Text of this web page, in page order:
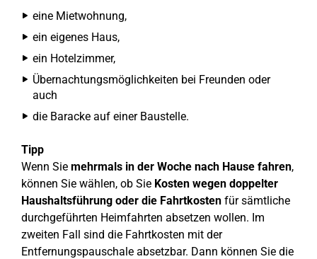
eine Mietwohnung,
ein eigenes Haus,
ein Hotelzimmer,
Übernachtungsmöglichkeiten bei Freunden oder
auch
die Baracke auf einer Baustelle.
Tipp
Wenn Sie mehrmals in der Woche nach Hause fahren,
können Sie wählen, ob Sie Kosten wegen doppelter
Haushaltsführung oder die Fahrtkosten für sämtliche
durchgeführten Heimfahrten absetzen wollen. Im
zweiten Fall sind die Fahrtkosten mit der
Entfernungspauschale absetzbar. Dann können Sie die